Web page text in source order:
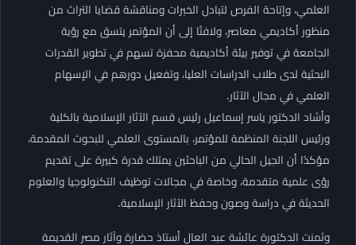
العلمي، وإتاحة الفرص لتبادل الخبرات ومناقشة قضايا التراث من
منظور أكاديمي معاصر، ولافتًا إلى أن المؤتمر يتسق مع رؤية
الجامعة في توفير بيئة أكاديمية محفزة تسهم في تطوير القدرات
البحثية لدى طلاب الدراسات العليا، وتفعيل دورهم في الإسهام
العلمي في مجال الآثار.
وأشاد الدكتور ياسر إسماعيل رئيس قسم الآثار الإسلامية بالكلية
ورئيس اللجنة المنظمة للمؤتمر، بالمستوى العلمي للبحوث المقدمة،
مؤكدًا أن الجيل الحالي من الباحثين يمتلك قدرة كبيرة على تقديم
رؤى علمية متقدمة، وخاصة في مجالات توظيف التكنولوجيا والعلوم
الحديثة في دراسة وصون وحفظ الآثار الإسلامية.
وثمنت الدكتورة عائشة عبد العال أستاذ حضارة وآثار مصر القديمة